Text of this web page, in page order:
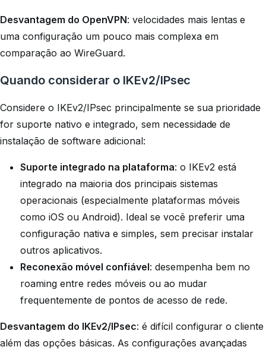
Desvantagem do OpenVPN: velocidades mais lentas e
uma configuração um pouco mais complexa em
comparação ao WireGuard.
Quando considerar o IKEv2/IPsec
Considere o IKEv2/IPsec principalmente se sua prioridade
for suporte nativo e integrado, sem necessidade de
instalação de software adicional:
Suporte integrado na plataforma: o IKEv2 está
integrado na maioria dos principais sistemas
operacionais (especialmente plataformas móveis
como iOS ou Android). Ideal se você preferir uma
configuração nativa e simples, sem precisar instalar
outros aplicativos.
Reconexão móvel confiável: desempenha bem no
roaming entre redes móveis ou ao mudar
frequentemente de pontos de acesso de rede.
Desvantagem do IKEv2/IPsec: é difícil configurar o cliente
além das opções básicas. As configurações avançadas